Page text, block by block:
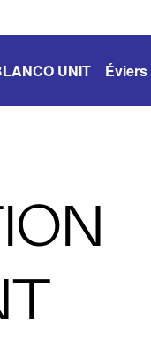
UNIT Éviers